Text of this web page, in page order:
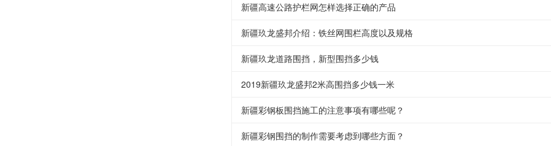
新疆高速公路护栏网怎样选择正确的产品
新疆玖龙盛邦介绍：铁丝网围栏高度以及规格
新疆玖龙道路围挡，新型围挡多少钱
2019新疆玖龙盛邦2米高围挡多少钱一米
新疆彩钢板围挡施工的注意事项有哪些呢？
新疆彩钢围挡的制作需要考虑到哪些方面？